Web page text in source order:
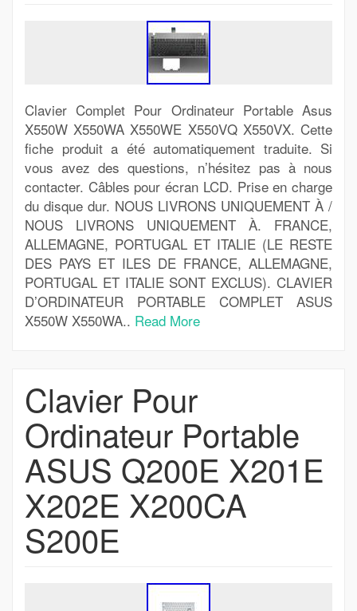
Clavier Complet Pour Ordinateur Portable Asus
X550W X550WA X550WE X550VQ X550VX. Cette
fiche produit a été automatiquement traduite. Si
vous avez des questions, n’hésitez pas à nous
contacter. Câbles pour écran LCD. Prise en charge
du disque dur. NOUS LIVRONS UNIQUEMENT À /
NOUS LIVRONS UNIQUEMENT À. FRANCE,
ALLEMAGNE, PORTUGAL ET ITALIE (LE RESTE
DES PAYS ET ILES DE FRANCE, ALLEMAGNE,
PORTUGAL ET ITALIE SONT EXCLUS). CLAVIER
D’ORDINATEUR PORTABLE COMPLET ASUS
X550W X550WA.. Read More
Clavier Pour
Ordinateur Portable
ASUS Q200E X201E
X202E X200CA
S200E